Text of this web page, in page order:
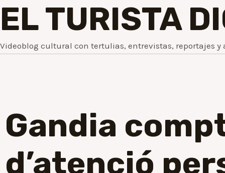
EL TURISTA
Videoblog cultural con tertulias, entrevistas, reportajes y
Gandia
d’atenció